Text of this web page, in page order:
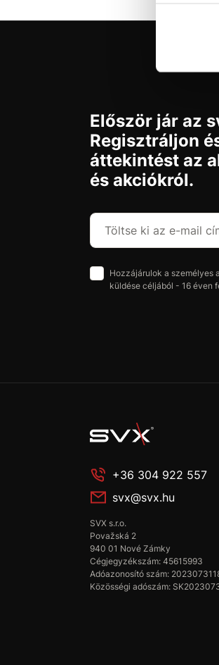
Először jár az
Regisztráljon
áttekintést az
és akciókról.
Hozzájárulok a személyes
küldése céljából - 16 éven
+36 304 922 557
svx@svx.hu
SVX s.r.o.
Považská 2
940 01 Nové Zámky
Cégjegyzékszám: 45615993
Adóazonosító szám:
Közösségi adószám: